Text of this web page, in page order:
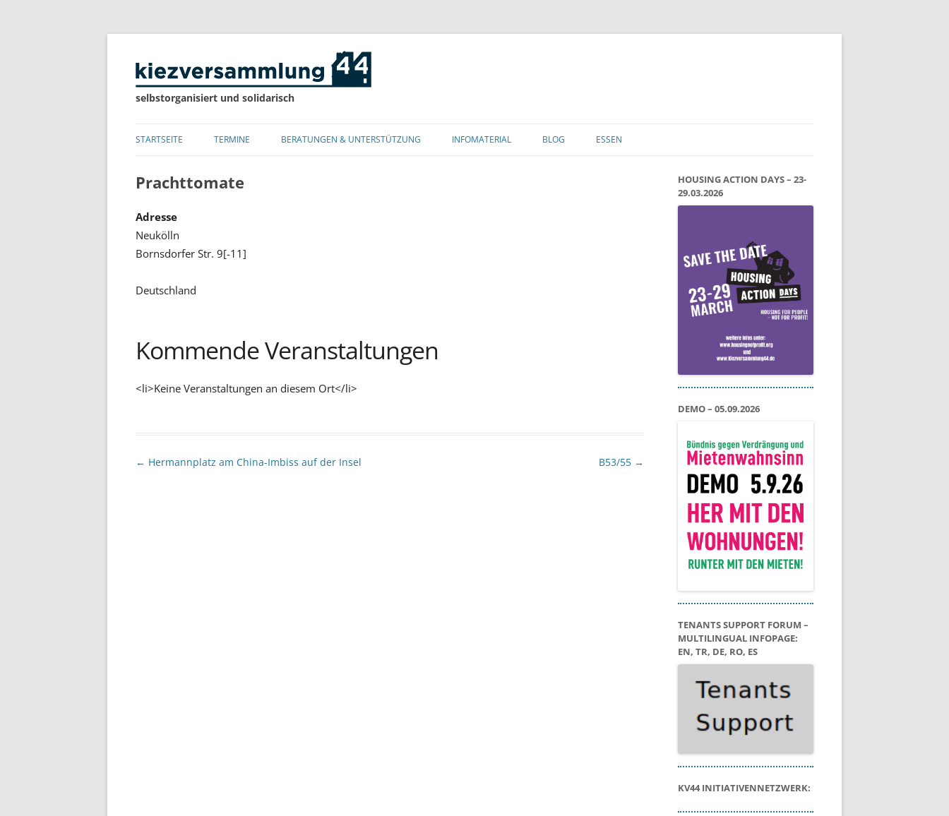
selbstorganisiert und solidarisch
Inhalt
STARTSEITE TERMINE BERATUNGEN & UNTERSTÜTZUNG INFOMATERIAL BLOG ESSEN
Prachttomate
Adresse
Neukölln
Bornsdorfer Str. 9[-11]
Deutschland
Kommende Veranstaltungen
<li>Keine Veranstaltungen an diesem Ort</li>
Beitragsnavigation
← Hermannplatz am China-Imbiss auf der Insel B53/55 →
HOUSING ACTION DAYS – 23-
29.03.2026
DEMO – 05.09.2026
TENANTS SUPPORT FORUM –
MULTILINGUAL INFOPAGE:
EN, TR, DE, RO, ES
KV44 INITIATIVENNETZWERK: